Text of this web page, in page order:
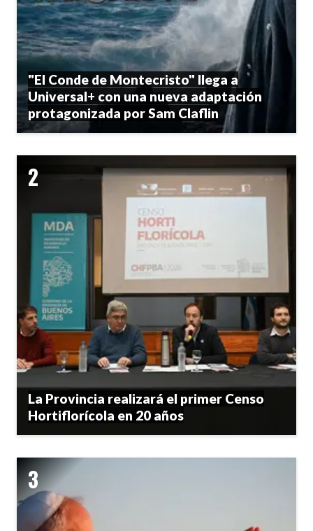
"El Conde de Montecristo" llega a
Universal+ con una nueva adaptación
protagonizada por Sam Claflin
La Provincia realizará el primer Censo
Hortiflorícola en 20 años